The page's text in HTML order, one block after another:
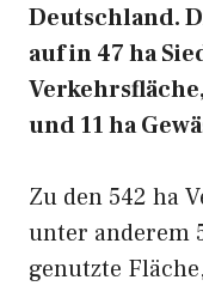
Deutschland.
auf in 47 ha
und 11 ha
Zu den 542 ha
unter anderem
genutzte